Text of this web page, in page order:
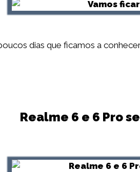
dias que ficamos a
Realme 6 e 6 Pro